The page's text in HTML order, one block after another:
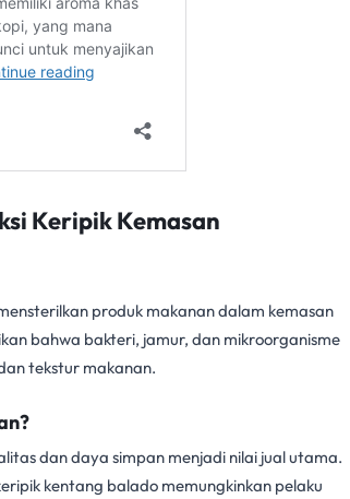
Keripik Kemasan
produk makanan dalam kemasan
bahwa bakteri, jamur, dan mikroorganisme
tekstur makanan.
dan daya simpan menjadi nilai jual utama.
kentang balado memungkinkan pelaku